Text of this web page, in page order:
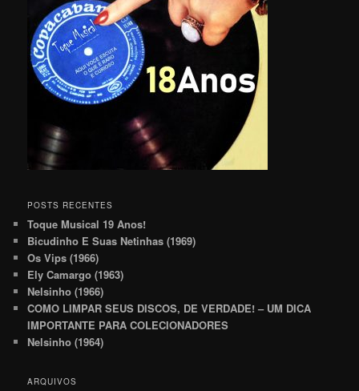
POSTS RECENTES
Toque Musical 19 Anos!
Bicudinho E Suas Netinhas (1969)
Os Vips (1966)
Ely Camargo (1963)
Nelsinho (1966)
COMO LIMPAR SEUS DISCOS, DE VERDADE! – UM DICA
IMPORTANTE PARA COLECIONADORES
Nelsinho (1964)
ARQUIVOS